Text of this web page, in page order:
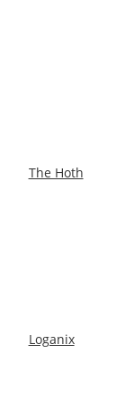
The Hoth
Loganix